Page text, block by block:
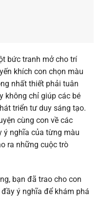
bức tranh mở cho trí
khích con chọn màu
nhất thiết phải tuân
không chỉ giúp các bé
triển tư duy sáng tạo.
cùng con về các
ý nghĩa của từng màu
ra những cuộc trò
bạn đã trao cho con
ý nghĩa để khám phá